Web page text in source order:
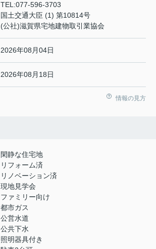
TEL:077-596-3703
国土交通大臣 (1) 第10814号
(公社)滋賀県宅地建物取引業協会
2026年08月04日
2026年08月18日
情報の見方
閑静な住宅地
リフォーム済
リノベーション済
現地見学会
ファミリー向け
都市ガス
公営水道
公共下水
照明器具付き